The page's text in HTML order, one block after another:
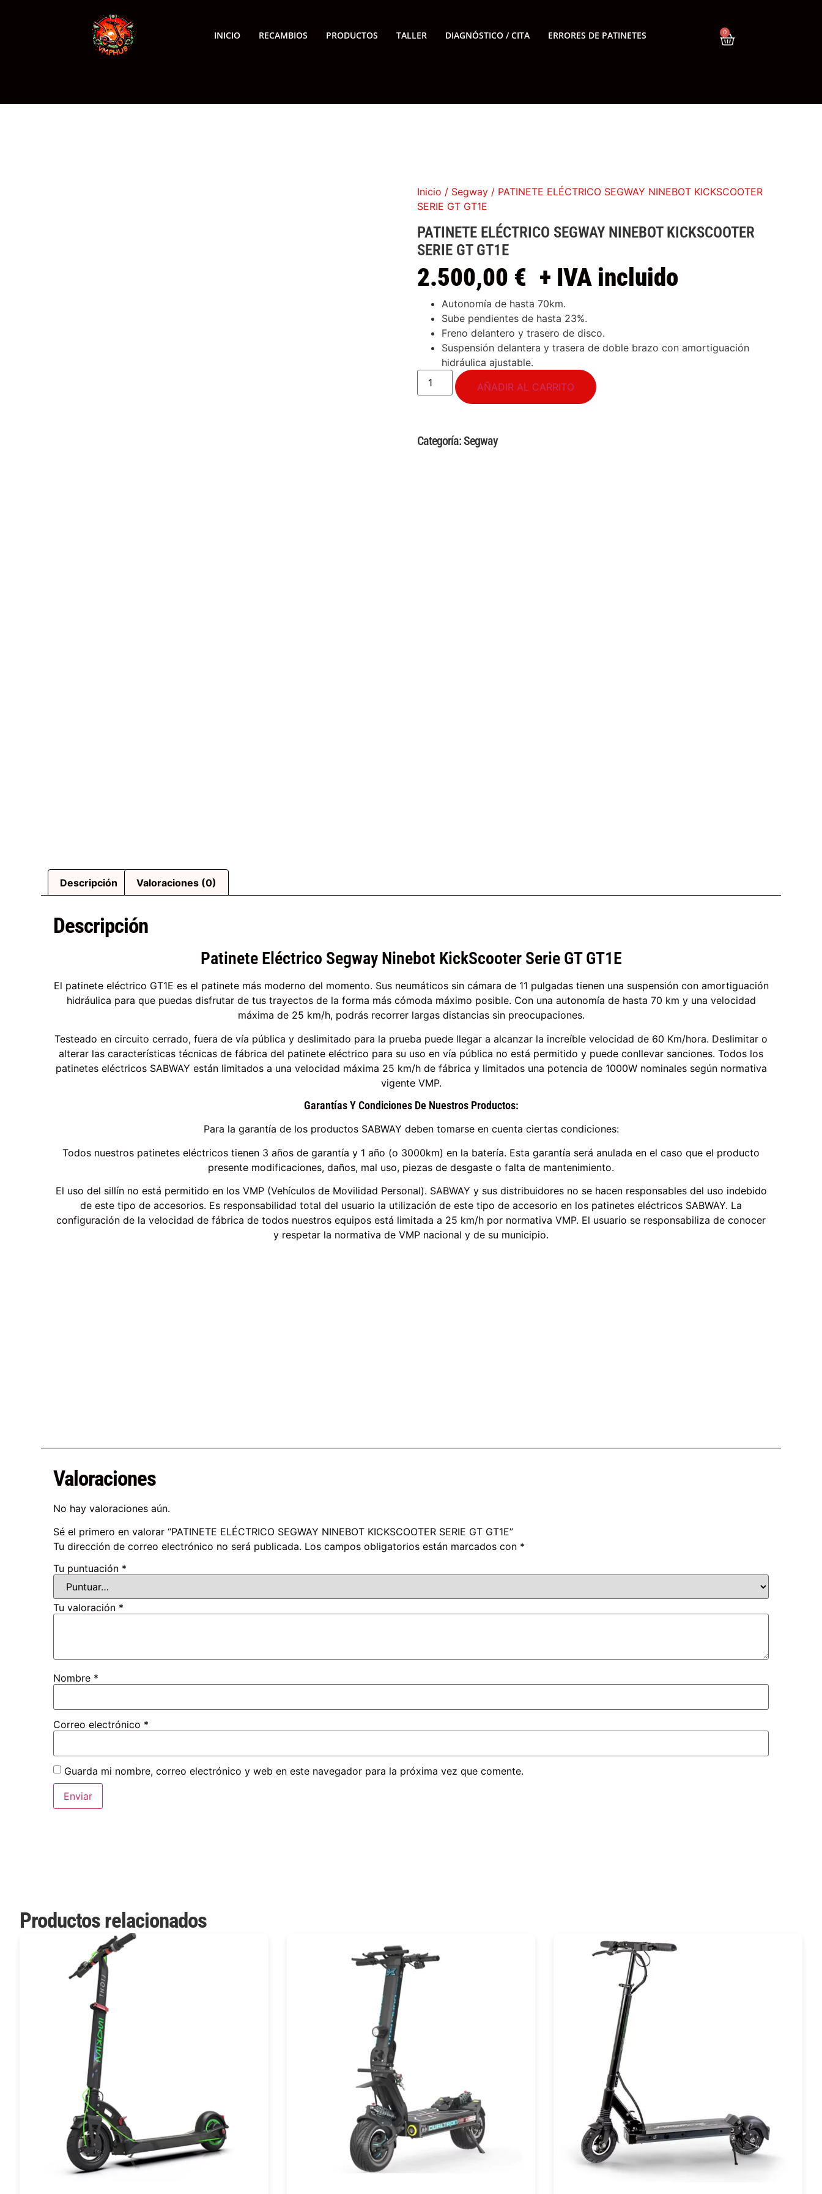
INICIO RECAMBIOS PRODUCTOS TALLER DIAGNÓSTICO / CITA ERRORES DE PATINETES 0
Inicio / Segway / PATINETE ELÉCTRICO SEGWAY NINEBOT KICKSCOOTER
SERIE GT GT1E
PATINETE ELÉCTRICO SEGWAY NINEBOT KICKSCOOTER
SERIE GT GT1E
2.500,00 € + IVA incluido
Autonomía de hasta 70km.
Sube pendientes de hasta 23%.
Freno delantero y trasero de disco.
Suspensión delantera y trasera de doble brazo con amortiguación
hidráulica ajustable.
AÑADIR AL CARRITO
Categoría:Segway
Descripción Valoraciones (0)
Descripción
Patinete Eléctrico Segway Ninebot KickScooter Serie GT GT1E
El patinete eléctrico GT1E es el patinete más moderno del momento. Sus neumáticos sin cámara de 11 pulgadas tienen una suspensión con amortiguación
hidráulica para que puedas disfrutar de tus trayectos de la forma más cómoda máximo posible. Con una autonomía de hasta 70 km y una velocidad
máxima de 25 km/h, podrás recorrer largas distancias sin preocupaciones.
Testeado en circuito cerrado, fuera de vía pública y deslimitado para la prueba puede llegar a alcanzar la increíble velocidad de 60 Km/hora. Deslimitar o
alterar las características técnicas de fábrica del patinete eléctrico para su uso en vía pública no está permitido y puede conllevar sanciones. Todos los
patinetes eléctricos SABWAY están limitados a una velocidad máxima 25 km/h de fábrica y limitados una potencia de 1000W nominales según normativa
vigente VMP.
Garantías Y Condiciones De Nuestros Productos:
Para la garantía de los productos SABWAY deben tomarse en cuenta ciertas condiciones:
Todos nuestros patinetes eléctricos tienen 3 años de garantía y 1 año (o 3000km) en la batería. Esta garantía será anulada en el caso que el producto
presente modificaciones, daños, mal uso, piezas de desgaste o falta de mantenimiento.
El uso del sillín no está permitido en los VMP (Vehículos de Movilidad Personal). SABWAY y sus distribuidores no se hacen responsables del uso indebido
de este tipo de accesorios. Es responsabilidad total del usuario la utilización de este tipo de accesorio en los patinetes eléctricos SABWAY. La
configuración de la velocidad de fábrica de todos nuestros equipos está limitada a 25 km/h por normativa VMP. El usuario se responsabiliza de conocer
y respetar la normativa de VMP nacional y de su municipio.
Valoraciones
No hay valoraciones aún.
Sé el primero en valorar “PATINETE ELÉCTRICO SEGWAY NINEBOT KICKSCOOTER SERIE GT GT1E”
Tu dirección de correo electrónico no será publicada. Los campos obligatorios están marcados con *
Tu puntuación *
Tu valoración *
Nombre *
Correo electrónico *
Guarda mi nombre, correo electrónico y web en este navegador para la próxima vez que comente.
Productos relacionados